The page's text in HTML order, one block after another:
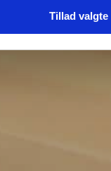
Tillad valgte